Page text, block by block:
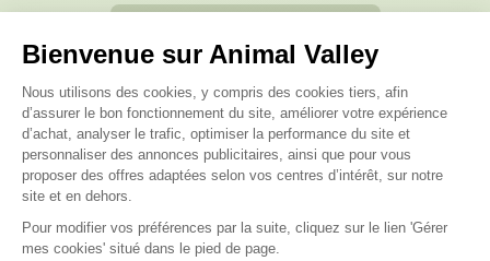
Bienvenue sur Animal Valley
Plateforme de Gestion du
Nous utilisons des cookies, y compris des cookies tiers, afin
d’assurer le bon fonctionnement du site, améliorer votre expérience
d’achat, analyser le trafic, optimiser la performance du site et
personnaliser des annonces publicitaires, ainsi que pour vous
proposer des offres adaptées selon vos centres d’intérêt, sur notre
site et en dehors.
Pour modifier vos préférences par la suite, cliquez sur le lien 'Gérer
mes cookies' situé dans le pied de page.
Axeptio consent
Ces produits peuvent vous
intéresser